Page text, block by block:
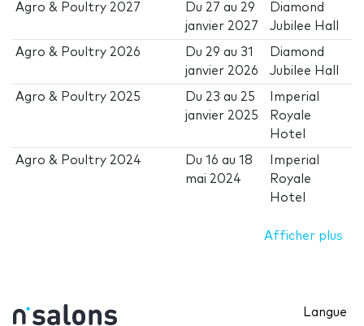
Agro & Poultry 2027 Du 27 au 29
janvier 2027
Diamond
Jubilee Hall
Agro & Poultry 2026 Du 29 au 31
janvier 2026
Diamond
Jubilee Hall
Agro & Poultry 2025 Du 23 au 25
janvier 2025
Imperial
Royale
Hotel
Agro & Poultry 2024 Du16 au18
mai 2024
Imperial
Royale
Hotel
Afficher plus
Langue